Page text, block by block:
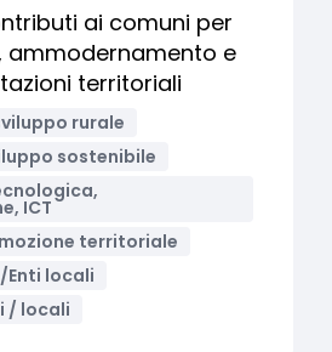
ai comuni per
ammodernamento e
territoriali
rurale
sostenibile
ICT
territoriale
locali
/ locali